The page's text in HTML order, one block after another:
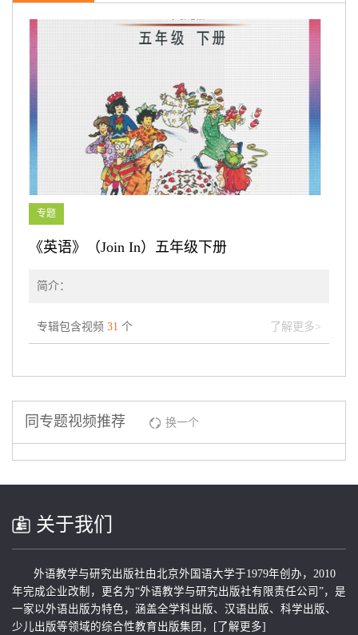
专题
《英语》（Join In）五年级下册
简介：
专辑包含视频 31 个 了解更多>
同专题视频推荐 换一个
关于我们
外语教学与研究出版社由北京外国语大学于1979年创办，2010
年完成企业改制，更名为“外语教学与研究出版社有限责任公司”，是
一家以外语出版为特色，涵盖全学科出版、汉语出版、科学出版、
少儿出版等领域的综合性教育出版集团，
[了解更多]